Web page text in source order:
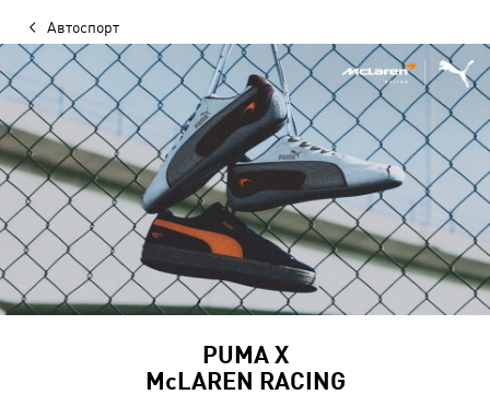
Автоспорт
PUMA Х
McLAREN RACING